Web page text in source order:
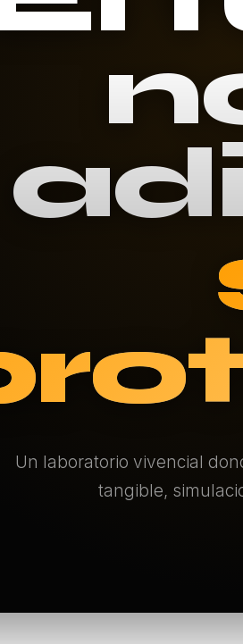
Un laboratorio vivencial
tangible,